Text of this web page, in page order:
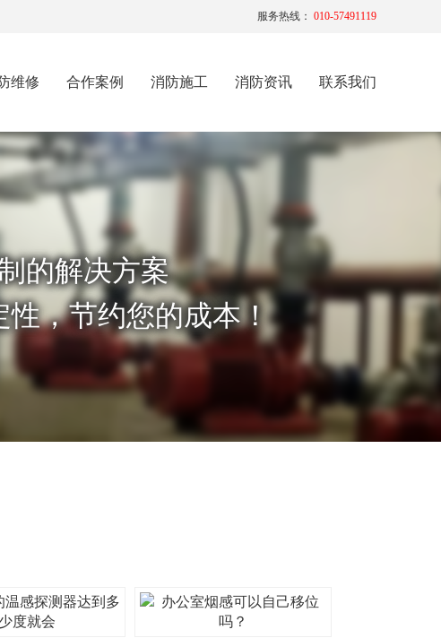
服务热线： 010-57491119
维修 合作案例 消防施工 消防资讯 联系我们
的解决方案
，节约您的成本！